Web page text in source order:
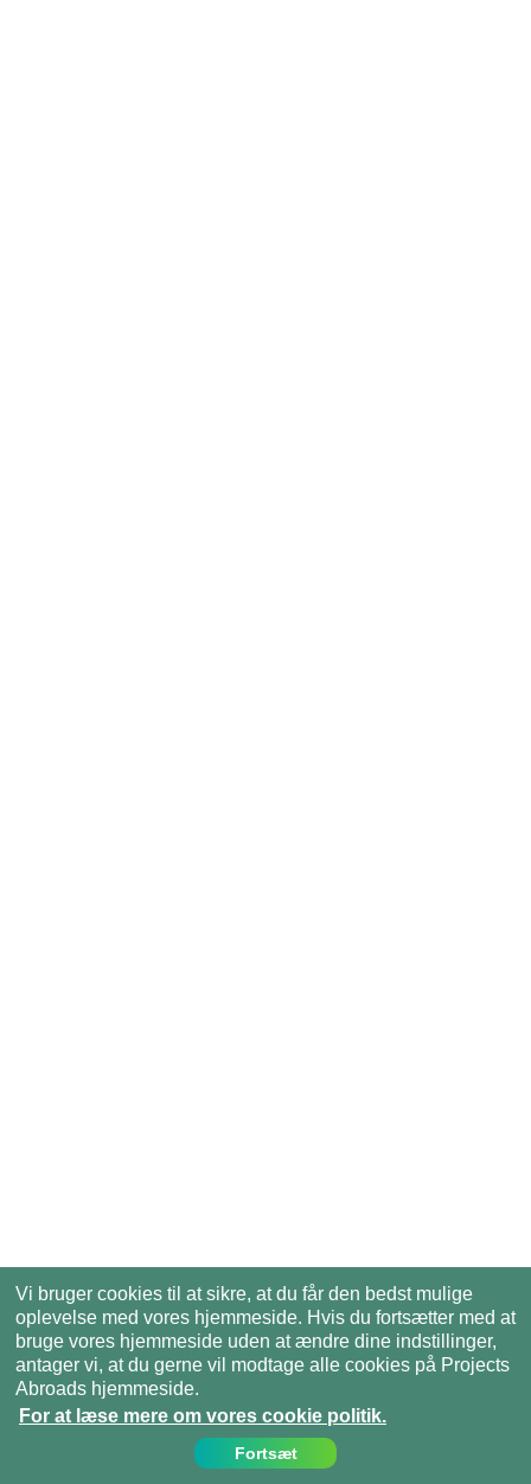
Vi bruger cookies til at sikre, at du får den bedst mulige
oplevelse med vores hjemmeside. Hvis du fortsætter med at
bruge vores hjemmeside uden at ændre dine indstillinger,
antager vi, at du gerne vil modtage alle cookies på Projects
Abroads hjemmeside.
For at læse mere om vores cookie politik.
Fortsæt